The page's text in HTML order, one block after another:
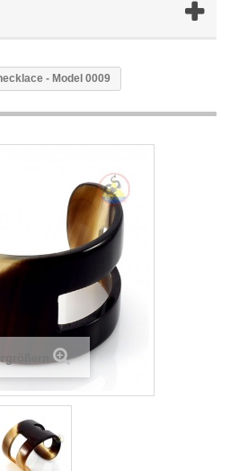
- Model 0009